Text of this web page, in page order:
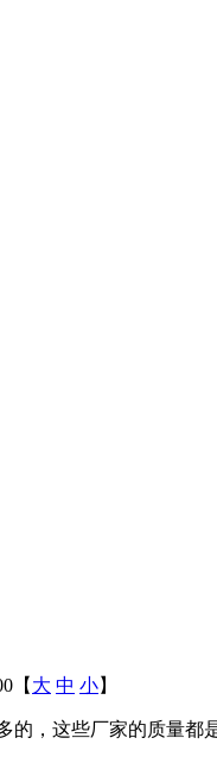
【 大 中 小】
的，这些厂家的质量